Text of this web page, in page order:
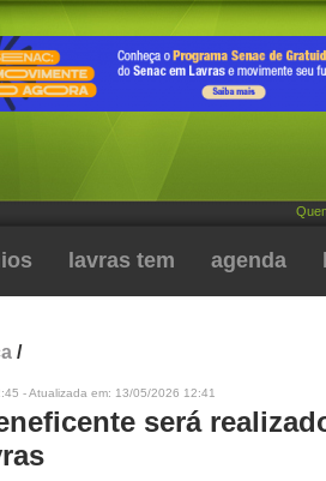
lavras tem agenda
/
- Atualizada em: 13/05/2026 12:41
será